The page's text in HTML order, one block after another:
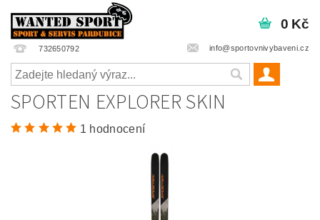
732650792 info@sportovnivybaveni.cz
0 Kč
SPORTEN EXPLORER SKIN
1 hodnocení